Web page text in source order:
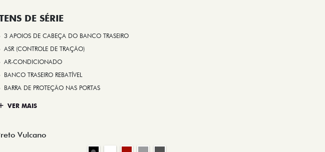
DE SÉRIE
3 APOIOS DE CABEÇA DO BANCO TRASEIRO
ASR (CONTROLE DE TRAÇÃO)
AR-CONDICIONADO
BANCO TRASEIRO REBATÍVEL
BARRA DE PROTEÇÃO NAS PORTAS
VER MAIS
Vulcano